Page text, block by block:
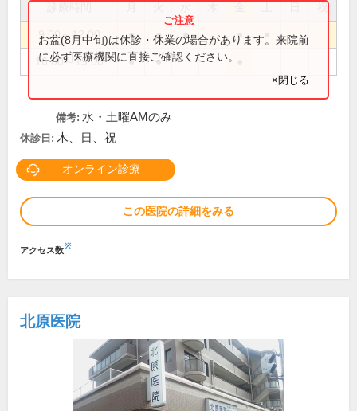
祝
9:00～12:00 ● ● ● ●
16:00～19:00 ● ●
お盆(8月中旬)は休診・休業の場合があります。来院前
に必ず医療機関に直接ご確認ください。
×閉じる
備考: 水・土曜AMのみ
休診日: 木、日、祝
オンライン診療
この医院の詳細をみる
アクセス数※
北原医院